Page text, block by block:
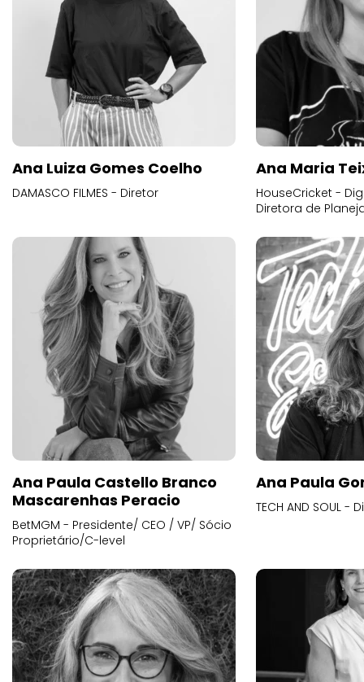
Ana Luiza Gomes Coelho
DAMASCO FILMES - Diretor
Ana Maria
HouseCricket -
Diretora de
Ana Paula Castello Branco
Mascarenhas Peracio
BetMGM - Presidente/ CEO / VP/ Sócio
Proprietário/C-level
Ana Paula
TECH AND SOUL